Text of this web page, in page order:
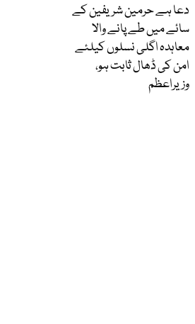
دعا ہے حرمین شریفین کے
سائے میں طے پانے والا
معاہدہ اگلی نسلوں کیلئے
امن کی ڈھال ثابت ہو،
وزیراعظم